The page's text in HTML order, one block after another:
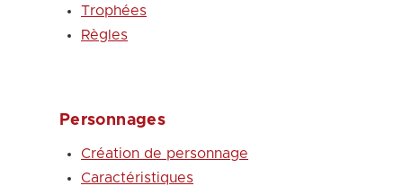
Trophées
Règles
Personnages
Création de personnage
Caractéristiques